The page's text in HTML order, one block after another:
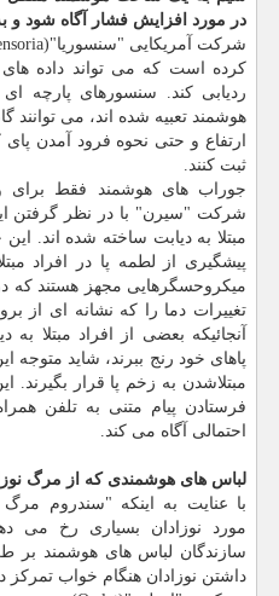
در مورد افزایش فشار آگاه شود و
کرده است که می تواند داده های
ردیابی کند. سنسورهای پارچه
هوشمند تعبیه شده اند، می
ارتفاع و حتی نحوه فرود آمدن پای
ثبت کنند.
جوراب های هوشمند فقط برای
شرکت "سیرن" با در نظر گرفتن
مبتلا به دیابت ساخته شده اند.
پیشگیری از لطمه پا در افراد
میکروحسگرهایی مجهز هستند که
تغییرات دما را که نشانه ای از
آنجائیکه بعضی از افراد مبتلا
پاهای خود رنج ببرند، شاید
مبتلاشدن به زخم پا قرار بگیرند.
فرستادن پیام متنی به تلفن
احتمالی آگاه می کند.
لباس های هوشمندی که از مرگ
مورد نوزادان بسیاری رخ می
سازندگان لباس های هوشمند بر
داشتن نوزادان هنگام خواب تمرکز